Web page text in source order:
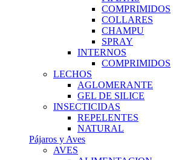
COMPRIMIDOS
COLLARES
CHAMPU
SPRAY
INTERNOS
COMPRIMIDOS
LECHOS
AGLOMERANTE
GEL DE SILICE
INSECTICIDAS
REPELENTES
NATURAL
Pájaros y Aves
AVES